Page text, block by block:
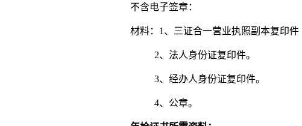
不含电子签章：
材料：1、三证合一营业执照副本复印
2、法人身份证复印件。
3、经办人身份证复印件。
4、公章。